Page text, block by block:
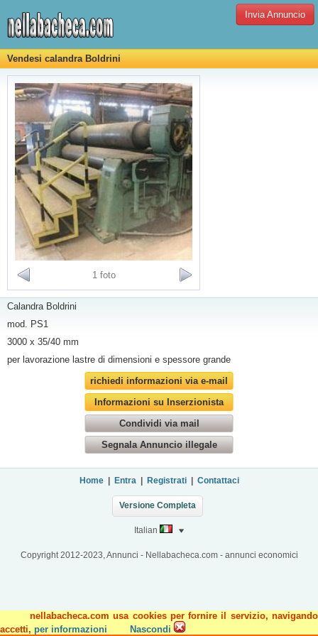
nellabacheca.com usa cookies per fornire il servizio, navigando
accetti, per informazioni Nascondi
Invia Annuncio
Vendesi calandra Boldrini
1 foto
Calandra Boldrini
mod. PS1
3000 x 35/40 mm
per lavorazione lastre di dimensioni e spessore grande
richiedi informazioni via e-mail
Informazioni su Inserzionista
Condividi via mail
Segnala Annuncio illegale
Home| Entra Registrati| Contattaci
Versione Completa
Italian
Copyright 2012-2023, Annunci - Nellabacheca.com - annunci economici